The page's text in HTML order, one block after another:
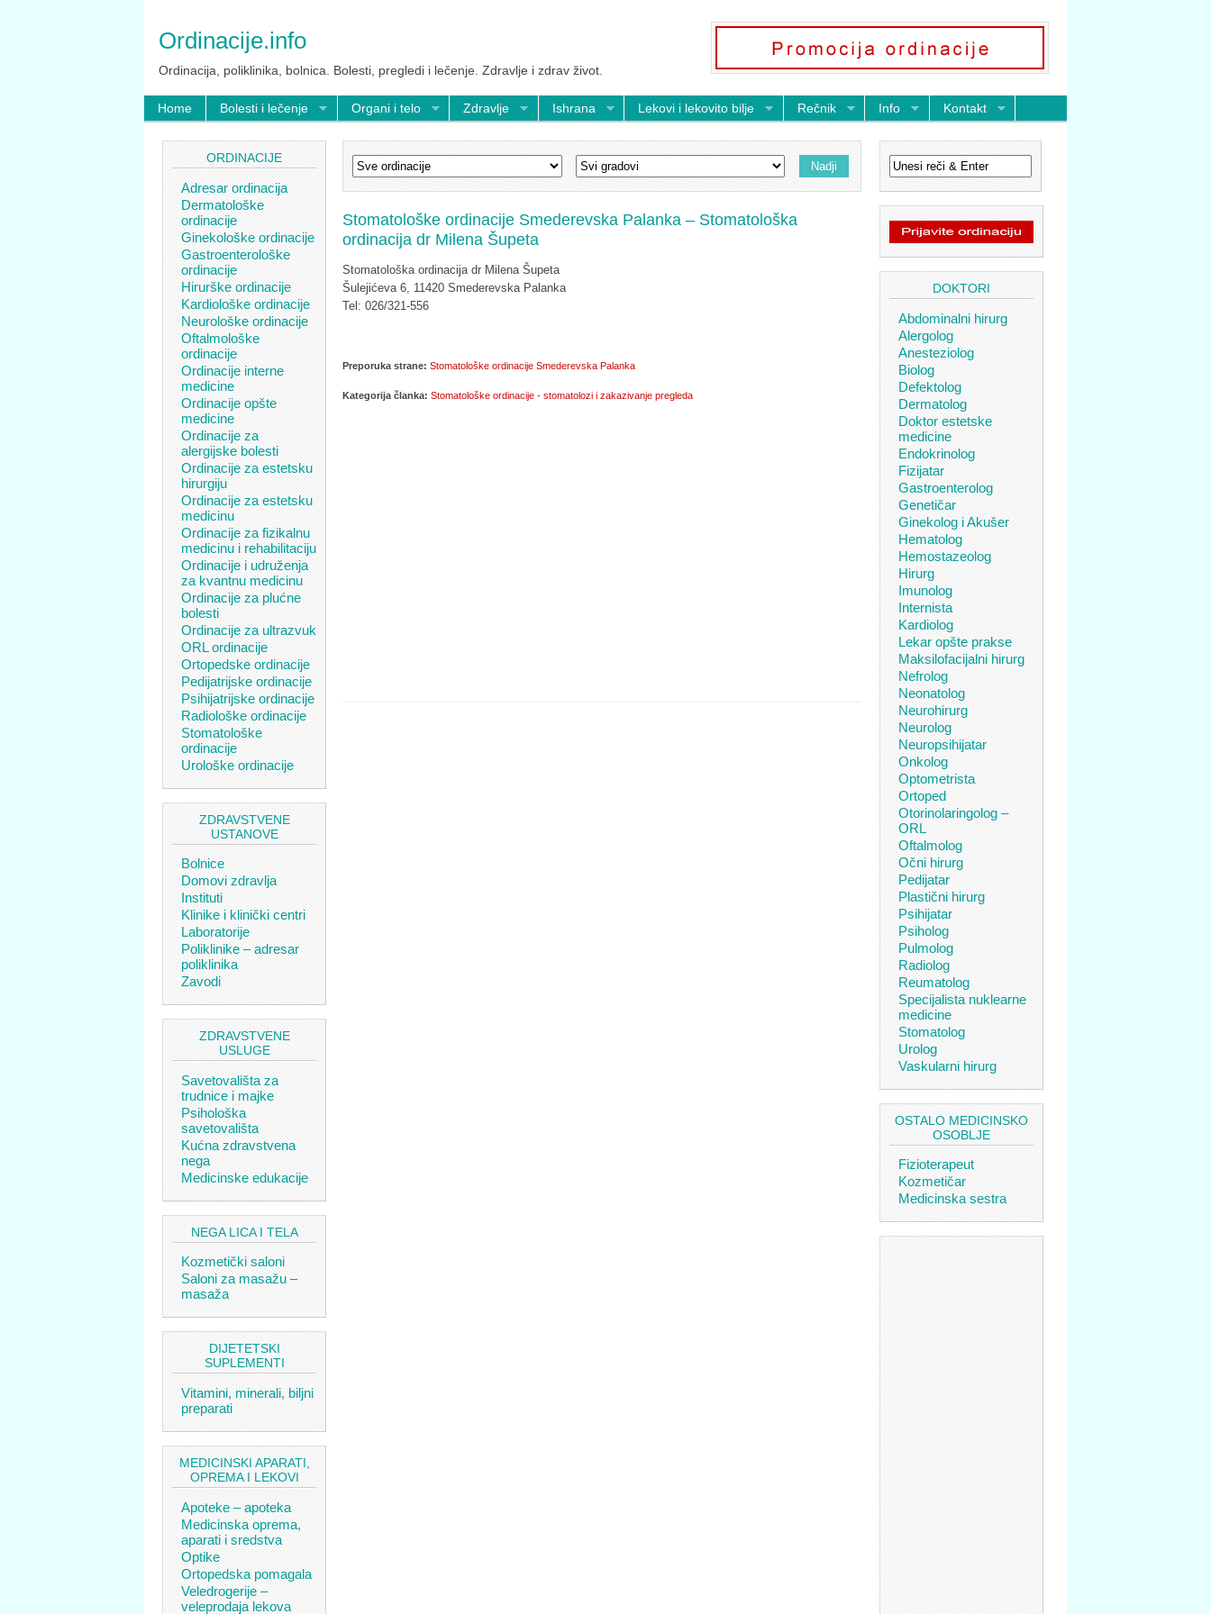
Ordinacije.info
Ordinacija, poliklinika, bolnica. Bolesti, pregledi i lečenje. Zdravlje i zdrav život.
Home Bolesti i lečenje Organi i telo Zdravlje Ishrana Lekovi i lekovito bilje Rečnik Info Kontakt
ORDINACIJE
Adresar ordinacija
Dermatološke
ordinacije
Ginekološke ordinacije
Gastroenterološke
ordinacije
Hirurške ordinacije
Kardiološke ordinacije
Neurološke ordinacije
Oftalmološke
ordinacije
Ordinacije interne
medicine
Ordinacije opšte
medicine
Ordinacije za
alergijske bolesti
Ordinacije za estetsku
hirurgiju
Ordinacije za estetsku
medicinu
Ordinacije za fizikalnu
medicinu i rehabilitaciju
Ordinacije i udruženja
za kvantnu medicinu
Ordinacije za plućne
bolesti
Ordinacije za ultrazvuk
ORL ordinacije
Ortopedske ordinacije
Pedijatrijske ordinacije
Psihijatrijske ordinacije
Radiološke ordinacije
Stomatološke
ordinacije
Urološke ordinacije
ZDRAVSTVENE
USTANOVE
Bolnice
Domovi zdravlja
Instituti
Klinike i klinički centri
Laboratorije
Poliklinike – adresar
poliklinika
Zavodi
ZDRAVSTVENE
USLUGE
Savetovališta za
trudnice i majke
Psihološka
savetovališta
Kućna zdravstvena
nega
Medicinske edukacije
NEGA LICA I TELA
Kozmetički saloni
Saloni za masažu –
masaža
DIJETETSKI
SUPLEMENTI
Vitamini, minerali, biljni
preparati
MEDICINSKI APARATI,
OPREMA I LEKOVI
Apoteke – apoteka
Medicinska oprema,
aparati i sredstva
Optike
Ortopedska pomagala
Veledrogerije –
veleprodaja lekova
Stomatološke ordinacije Smederevska Palanka – Stomatološka
ordinacija dr Milena Šupeta
Stomatološka ordinacija dr Milena Šupeta
Šulejićeva 6, 11420 Smederevska Palanka
Tel: 026/321-556
Preporuka strane: Stomatološke ordinacije Smederevska Palanka
Kategorija članka: Stomatološke ordinacije - stomatolozi i zakazivanje pregleda
DOKTORI
Abdominalni hirurg
Alergolog
Anesteziolog
Biolog
Defektolog
Dermatolog
Doktor estetske
medicine
Endokrinolog
Fizijatar
Gastroenterolog
Genetičar
Ginekolog i Akušer
Hematolog
Hemostazeolog
Hirurg
Imunolog
Internista
Kardiolog
Lekar opšte prakse
Maksilofacijalni hirurg
Nefrolog
Neonatolog
Neurohirurg
Neurolog
Neuropsihijatar
Onkolog
Optometrista
Ortoped
Otorinolaringolog –
ORL
Oftalmolog
Očni hirurg
Pedijatar
Plastični hirurg
Psihijatar
Psiholog
Pulmolog
Radiolog
Reumatolog
Specijalista nuklearne
medicine
Stomatolog
Urolog
Vaskularni hirurg
OSTALO MEDICINSKO
OSOBLJE
Fizioterapeut
Kozmetičar
Medicinska sestra